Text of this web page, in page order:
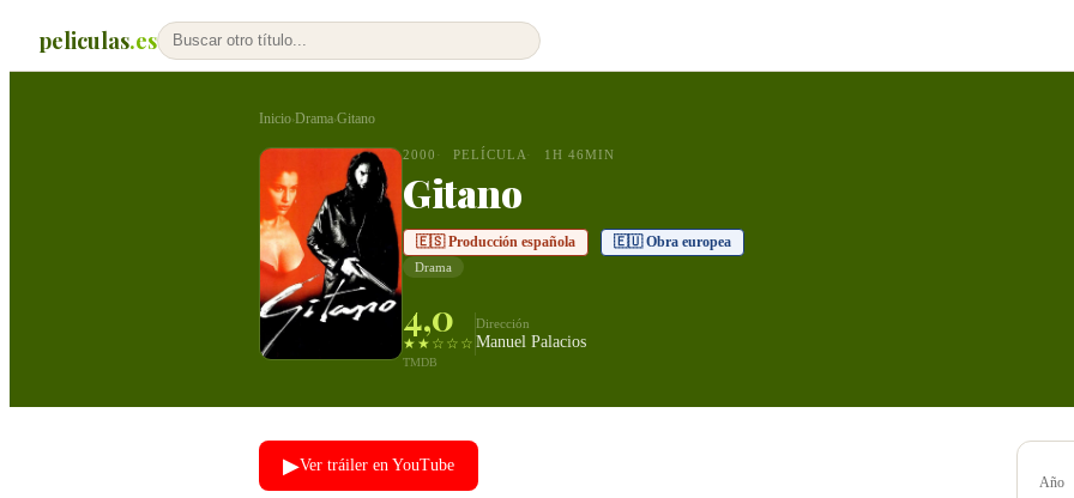
peliculas.es
Inicio›Drama›Gitano
2000 PELÍCULA 1H 46MIN
Gitano
🇪🇸 Producción española 🇪🇺 Obra europea
Drama
4,0
★★☆☆☆
TMDB
Dirección
Manuel Palacios
▶Ver tráiler en YouTube
Año